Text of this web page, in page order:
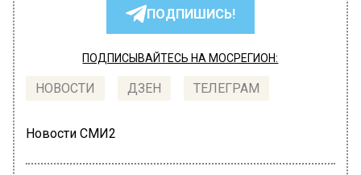
ПОДПИШИСЬ!
ПОДПИСЫВАЙТЕСЬ НА МОСРЕГИОН:
НОВОСТИ ДЗЕН ТЕЛЕГРАМ
Новости СМИ2